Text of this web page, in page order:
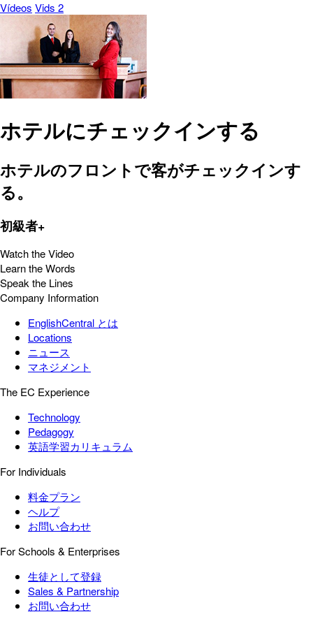
Vídeos Vids 2
ホテルにチェックインする
ホテルのフロントで客がチェックインす
る。
初級者+
Watch the Video
Learn the Words
Speak the Lines
Company Information
EnglishCentral とは
Locations
ニュース
マネジメント
The EC Experience
Technology
Pedagogy
英語学習カリキュラム
For Individuals
料金プラン
ヘルプ
お問い合わせ
For Schools & Enterprises
生徒として登録
Sales & Partnership
お問い合わせ